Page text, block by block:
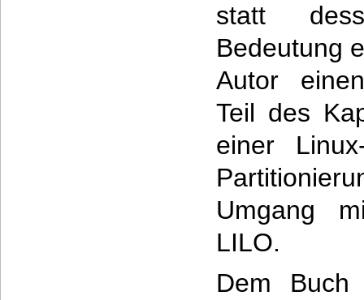
statt
Bedeutung
Autor
Teil des
einer
Umgang
LILO.
Dem